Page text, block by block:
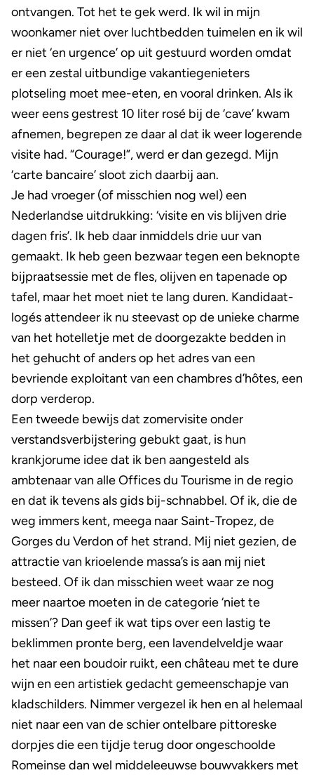
ontvangen. Tot het te gek werd. Ik wil in mijn
woonkamer niet over luchtbedden tuimelen en ik wil
er niet ‘en urgence’ op uit gestuurd worden omdat
er een zestal uitbundige vakantiegenieters
plotseling moet mee-eten, en vooral drinken. Als ik
weer eens gestrest 10 liter rosé bij de ‘cave’ kwam
afnemen, begrepen ze daar al dat ik weer logerende
visite had. “Courage!”, werd er dan gezegd. Mijn
‘carte bancaire’ sloot zich daarbij aan.
Je had vroeger (of misschien nog wel) een
Nederlandse uitdrukking: ‘visite en vis blijven drie
dagen fris’. Ik heb daar inmiddels drie uur van
gemaakt. Ik heb geen bezwaar tegen een beknopte
bijpraatsessie met de fles, olijven en tapenade op
tafel, maar het moet niet te lang duren. Kandidaat-
logés attendeer ik nu steevast op de unieke charme
van het hotelletje met de doorgezakte bedden in
het gehucht of anders op het adres van een
bevriende exploitant van een chambres d’hôtes, een
dorp verderop.
Een tweede bewijs dat zomervisite onder
verstandsverbijstering gebukt gaat, is hun
krankjorume idee dat ik ben aangesteld als
ambtenaar van alle Offices du Tourisme in de regio
en dat ik tevens als gids bij-schnabbel. Of ik, die de
weg immers kent, meega naar Saint-Tropez, de
Gorges du Verdon of het strand. Mij niet gezien, de
attractie van krioelende massa’s is aan mij niet
besteed. Of ik dan misschien weet waar ze nog
meer naartoe moeten in de categorie ‘niet te
missen’? Dan geef ik wat tips over een lastig te
beklimmen pronte berg, een lavendelveldje waar
het naar een boudoir ruikt, een château met te dure
wijn en een artistiek gedacht gemeenschapje van
kladschilders. Nimmer vergezel ik hen en al helemaal
niet naar een van de schier ontelbare pittoreske
dorpjes die een tijdje terug door ongeschoolde
Romeinse dan wel middeleeuwse bouwvakkers met